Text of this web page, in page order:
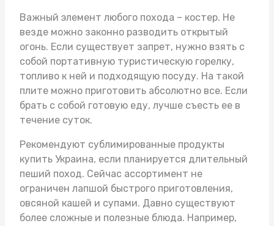
Важный элемент любого похода – костер. Не
везде можно законно разводить открытый
огонь. Если существует запрет, нужно взять с
собой портативную туристическую горелку,
топливо к ней и подходящую посуду. На такой
плите можно приготовить абсолютно все. Если
брать с собой готовую еду, лучше съесть ее в
течение суток.
Рекомендуют сублимированные продукты
купить Украина, если планируется длительный
пеший поход. Сейчас ассортимент не
ограничен лапшой быстрого приготовления,
овсяной кашей и супами. Давно существуют
более сложные и полезные блюда. Например,